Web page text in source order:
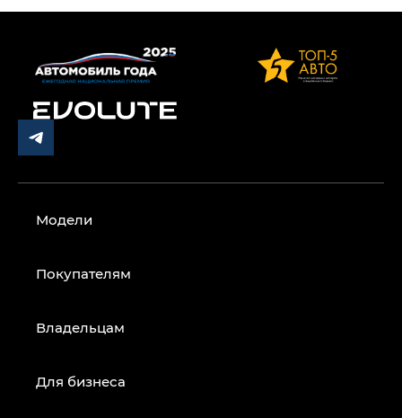
Модели
Покупателям
Владельцам
Для бизнеса